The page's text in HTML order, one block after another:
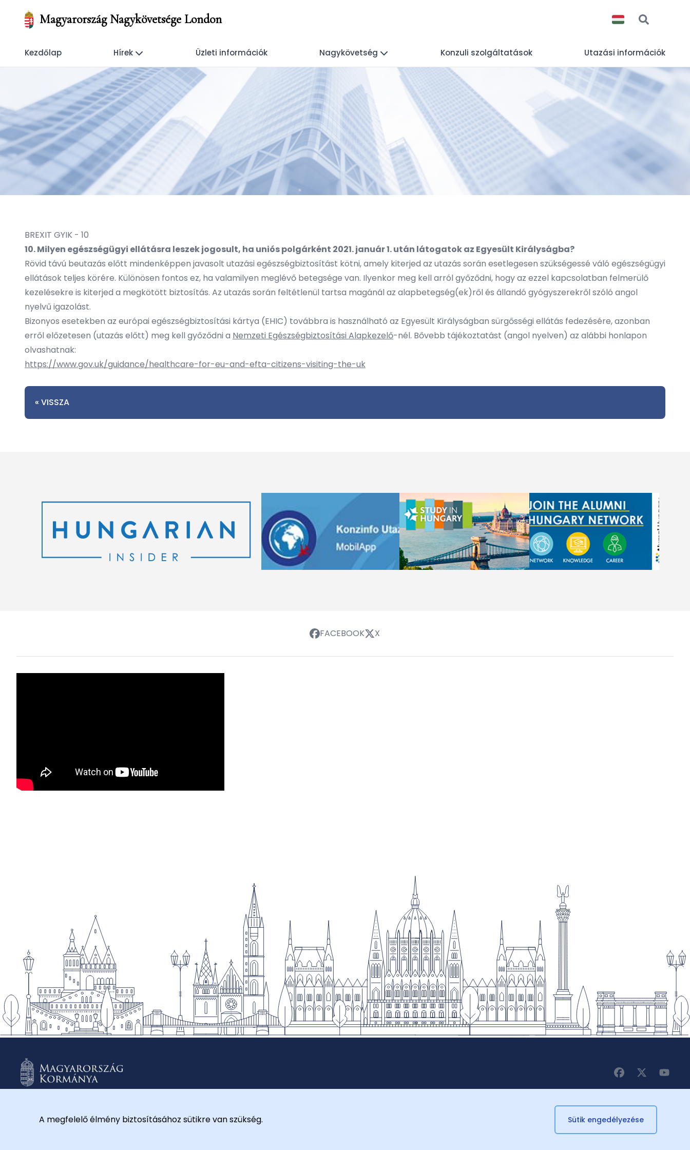
Magyarország Nagykövetsége London
Kezdőlap Hírek Üzleti információk Nagykövetség Konzuli szolgáltatások Utazási információk
BREXIT GYIK - 10
10. Milyen egészségügyi ellátásra leszek jogosult, ha uniós polgárként 2021. január 1. után látogatok az Egyesült Királyságba?
Rövid távú beutazás előtt mindenképpen javasolt utazási egészségbiztosítást kötni, amely kiterjed az utazás során esetlegesen szükségessé váló egészségügyi
ellátások teljes körére. Különösen fontos ez, ha valamilyen meglévő betegsége van. Ilyenkor meg kell arról győződni, hogy az ezzel kapcsolatban felmerülő
kezelésekre is kiterjed a megkötött biztosítás. Az utazás során feltétlenül tartsa magánál az alapbetegség(ek)ről és állandó gyógyszerekről szóló angol
nyelvű igazolást.
Bizonyos esetekben az európai egészségbiztosítási kártya (EHIC) továbbra is használható az Egyesült Királyságban sürgősségi ellátás fedezésére, azonban
erről előzetesen (utazás előtt) meg kell győződni a Nemzeti Egészségbiztosítási Alapkezelő-nél. Bővebb tájékoztatást (angol nyelven) az alábbi honlapon
olvashatnak:
https://www.gov.uk/guidance/healthcare-for-eu-and-efta-citizens-visiting-the-uk
« VISSZA
FACEBOOK X
© 2026 Külügyminisztérium
A megfelelő élmény biztosításához sütikre van szükség. Sütik engedélyezése